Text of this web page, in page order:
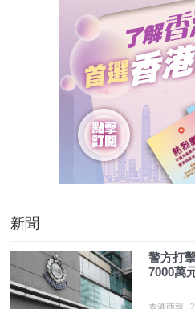
新聞
警方打
7000萬
香港商報